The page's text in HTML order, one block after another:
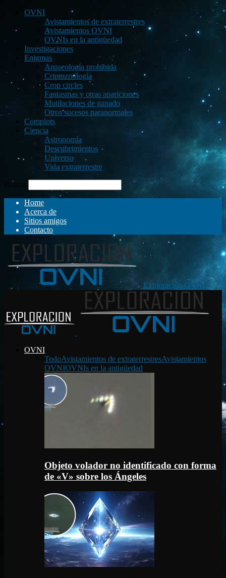
OVNI
Avistamientos de extraterrestres
Avistamientos OVNI
OVNIs en la antigüedad
Investigaciones
Enigmas
Arqueología prohibida
Criptozoología
Crop circles
Fantasmas y otras apariciones
Mutilaciones de ganado
Otros sucesos paranormales
Complots
Ciencia
Astronomía
Descubrimientos
Universo
Vida extraterrestre
Buscar
Home
Acerca de
Sitios amigos
Contacto
Exploración OVNI
OVNI
TodoAvistamientos de extraterrestresAvistamientos
OVNIOVNIs en la antigüedad
Objeto volador no identificado con forma
de «V» sobre los Ángeles